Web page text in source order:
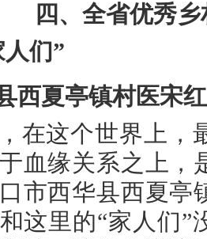
四、全省优秀
们”
西夏亭镇村医宋
在这个世界上，
血缘关系之上，
市西华县西夏亭
这里的“家人们